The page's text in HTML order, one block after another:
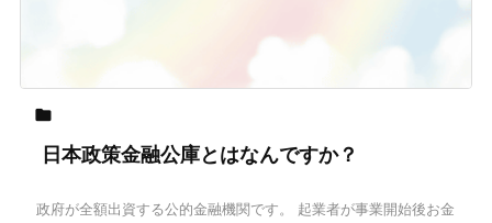

日本政策金融公庫とはなんですか？
政府が全額出資する公的金融機関です。 起業者が事業開始後お金